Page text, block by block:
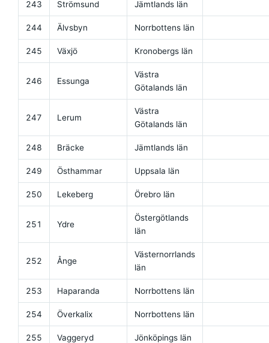
243 Strömsund Jämtlands län
244 Älvsbyn Norrbottens län
245 Växjö Kronobergs län
246 Essunga
Västra
Götalands län
247 Lerum
Västra
Götalands län
248 Bräcke Jämtlands län
249 Östhammar Uppsala län
250 Lekeberg Örebro län
251 Ydre
Östergötlands
län
252 Ånge
Västernorrlands
län
253 Haparanda Norrbottens län
254 Överkalix Norrbottens län
255 Vaggeryd Jönköpings län